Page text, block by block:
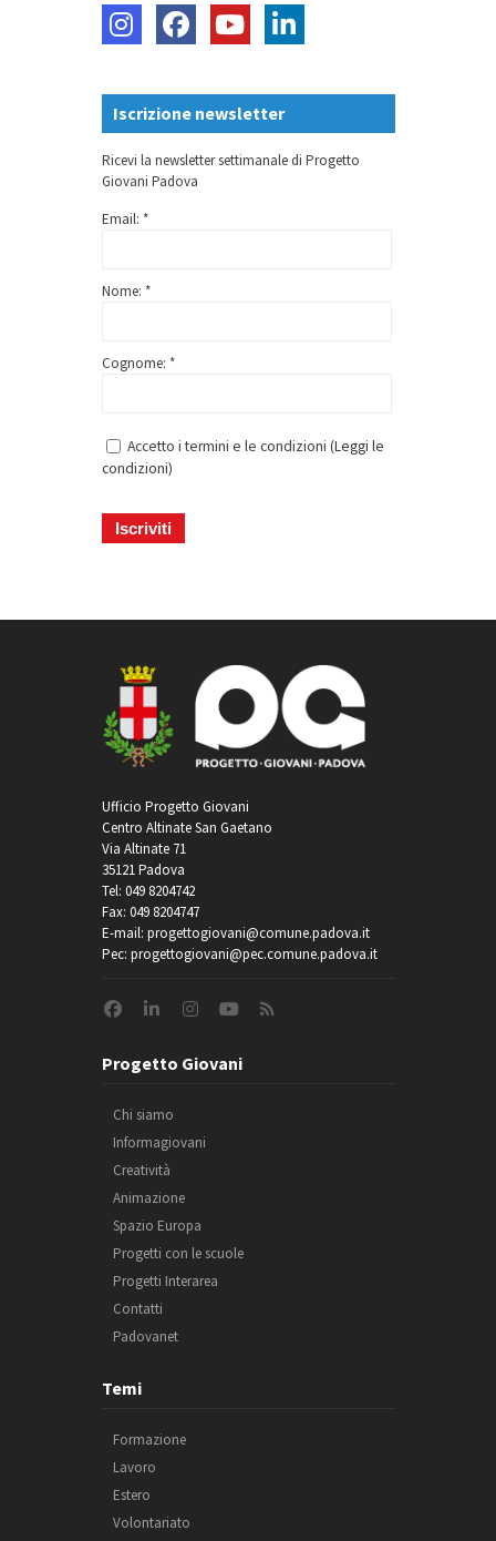
Iscrizione newsletter
Ricevi la newsletter settimanale di Progetto
Giovani Padova
Email: *
Nome: *
Cognome: *
Accetto i termini e le condizioni (Leggi le
condizioni)
Ufficio Progetto Giovani
Centro Altinate San Gaetano
Via Altinate 71
35121 Padova
Tel: 049 8204742
Fax: 049 8204747
E-mail: progettogiovani@comune.padova.it
Pec: progettogiovani@pec.comune.padova.it
Progetto Giovani
Chi siamo
Informagiovani
Creatività
Animazione
Spazio Europa
Progetti con le scuole
Progetti Interarea
Contatti
Padovanet
Temi
Formazione
Lavoro
Estero
Volontariato